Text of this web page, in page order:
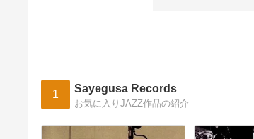
1 Sayegusa Records
お気に入りJAZZ作品の紹介